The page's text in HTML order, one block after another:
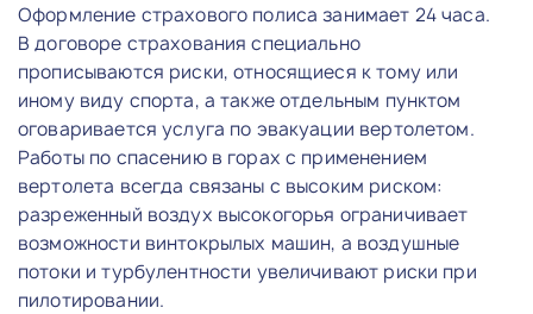
Оформление страхового полиса занимает 24 часа.
В договоре страхования специально
прописываются риски, относящиеся к тому или
иному виду спорта, а также отдельным пунктом
оговаривается услуга по эвакуации вертолетом.
Работы по спасению в горах с применением
вертолета всегда связаны с высоким риском:
разреженный воздух высокогорья ограничивает
возможности винтокрылых машин, а воздушные
потоки и турбулентности увеличивают риски при
пилотировании.